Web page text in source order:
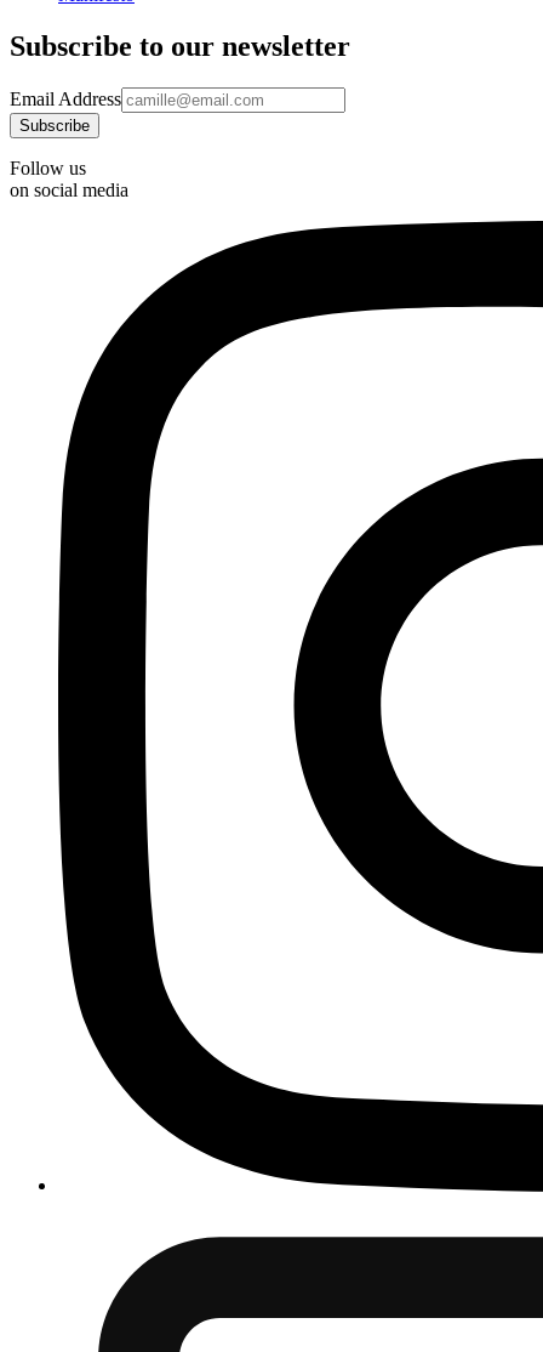
Subscribe to our newsletter
Email Address
Follow us
on social media